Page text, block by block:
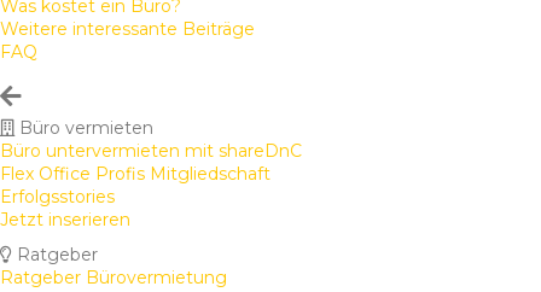
Was kostet ein Büro?
Weitere interessante Beiträge
FAQ
Büro vermieten
Büro untervermieten mit shareDnC
Flex Office Profis Mitgliedschaft
Erfolgsstories
Jetzt inserieren
Ratgeber
Ratgeber Bürovermietung